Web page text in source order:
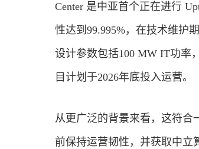
Center 是中亚首个正在进行
性达到99.995%，在技术维护
设计参数包括100 MW IT功率
目计划于2026年底投入运营。
从更广泛的背景来看，这符
前保持运营韧性，并获取中立